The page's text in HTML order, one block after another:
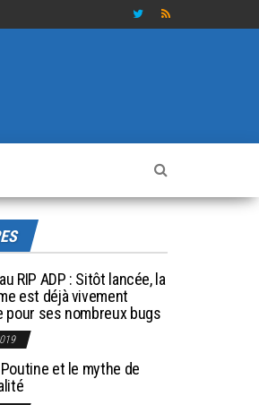
RIP ADP : Sitôt lancée, la
est déjà vivement
pour ses nombreux bugs
et le mythe de